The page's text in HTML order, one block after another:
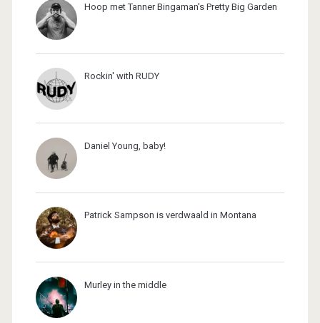
Hoop met Tanner Bingaman's Pretty Big Garden
Rockin' with RUDY
Daniel Young, baby!
Patrick Sampson is verdwaald in Montana
Murley in the middle